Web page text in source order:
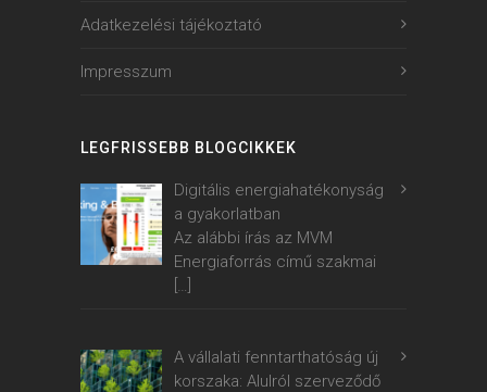
Adatkezelési tájékoztató
Impresszum
LEGFRISSEBB BLOGCIKKEK
Digitális energiahatékonyság
a gyakorlatban
Az alábbi írás az MVM
Energiaforrás című szakmai
[…]
A vállalati fenntarthatóság új
korszaka: Alulról szerveződő